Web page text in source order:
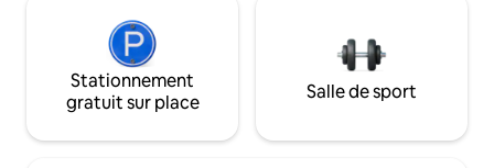
Stationnement
gratuit sur place
Salle de sport